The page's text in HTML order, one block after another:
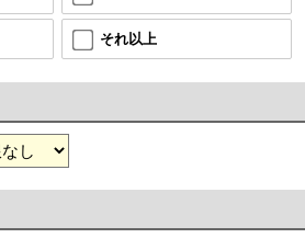
それ以上